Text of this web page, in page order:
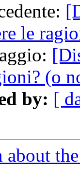
le
(o
by: [